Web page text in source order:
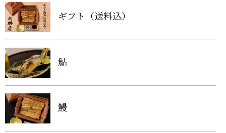
ギフト（送料込）
鮎
鰻